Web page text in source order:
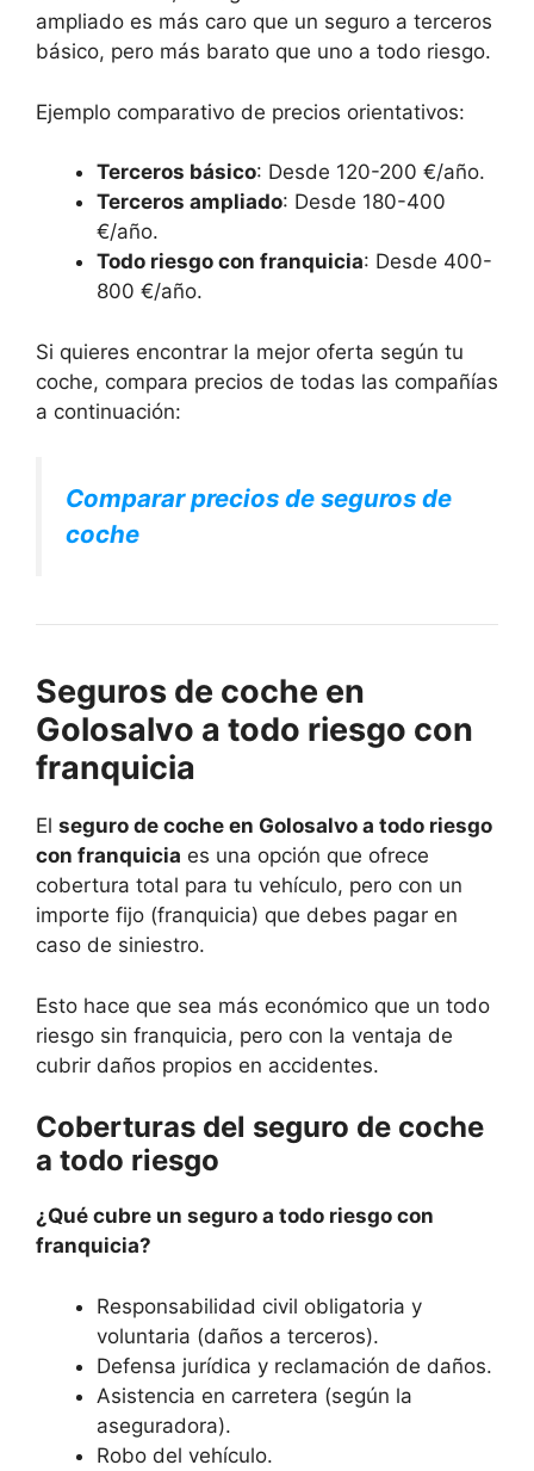
ampliado es más caro que un seguro a terceros
básico, pero más barato que uno a todo riesgo.
Ejemplo comparativo de precios orientativos:
Terceros básico: Desde 120-200 €/año.
Terceros ampliado: Desde 180-400
€/año.
Todo riesgo con franquicia: Desde 400-
800 €/año.
Si quieres encontrar la mejor oferta según tu
coche, compara precios de todas las compañías
a continuación:
Comparar precios de seguros de
coche
Seguros de coche en
Golosalvo a todo riesgo con
franquicia
El seguro de coche en Golosalvo a todo riesgo
con franquicia es una opción que ofrece
cobertura total para tu vehículo, pero con un
importe fijo (franquicia) que debes pagar en
caso de siniestro.
Esto hace que sea más económico que un todo
riesgo sin franquicia, pero con la ventaja de
cubrir daños propios en accidentes.
Coberturas del seguro de coche
a todo riesgo
¿Qué cubre un seguro a todo riesgo con
franquicia?
Responsabilidad civil obligatoria y
voluntaria (daños a terceros).
Defensa jurídica y reclamación de daños.
Asistencia en carretera (según la
aseguradora).
Robo del vehículo.